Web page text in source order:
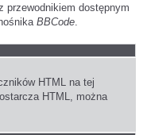
przewodnikiem dostępnym
BBCode.
HTML na tej
HTML, można